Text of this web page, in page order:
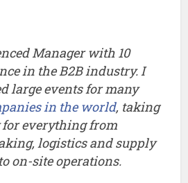
Manager with 10
in the B2B industry. I
large events for many
in the world, taking
everything from
logistics and supply
on-site operations.